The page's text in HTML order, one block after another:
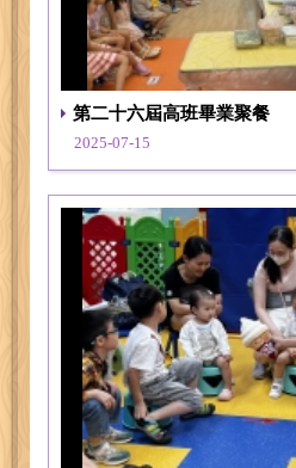
第二十六屆高班畢業聚餐
2025-07-15